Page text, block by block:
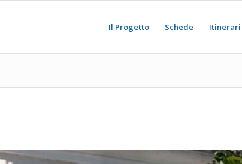
Il Progetto Schede Itinerari